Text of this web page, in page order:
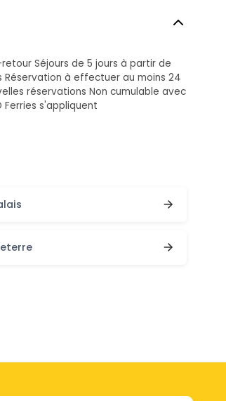
Séjours de 5 jours à partir de
à effectuer au moins 24
réservations Non cumulable avec
s'appliquent